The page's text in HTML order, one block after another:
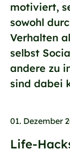
motiviert,
sowohl
Verhalten
selbst
andere zu
sind dabei
01. Dezember
Life-